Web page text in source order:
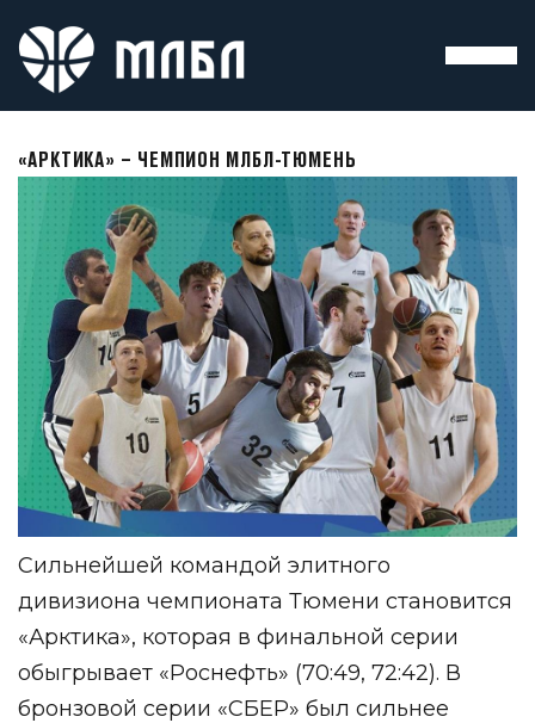
«АРКТИКА» – ЧЕМПИОН МЛБЛ-ТЮМЕНЬ
Сильнейшей командой элитного
дивизиона чемпионата Тюмени становится
«Арктика», которая в финальной серии
обыгрывает «Роснефть» (70:49, 72:42). В
бронзовой серии «СБЕР» был сильнее